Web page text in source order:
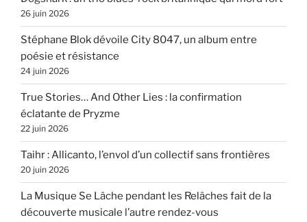
26 juin 2026
Stéphane Blok dévoile City 8047, un album entre
poésie et résistance
24 juin 2026
True Stories… And Other Lies : la confirmation
éclatante de Pryzme
22 juin 2026
Taihr : Allicanto, l’envol d’un collectif sans frontières
20 juin 2026
La Musique Se Lâche pendant les Relâches fait de la
découverte musicale l’autre rendez-vous